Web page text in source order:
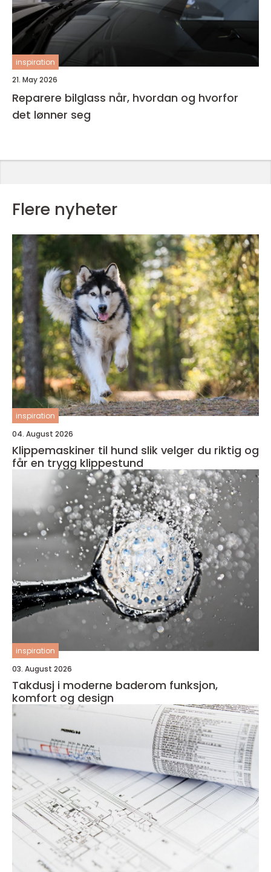
inspiration
21. May 2026
Reparere bilglass når, hvordan og hvorfor
det lønner seg
Flere nyheter
inspiration
04. August 2026
Klippemaskiner til hund slik velger du riktig og
får en trygg klippestund
inspiration
03. August 2026
Takdusj i moderne baderom funksjon,
komfort og design